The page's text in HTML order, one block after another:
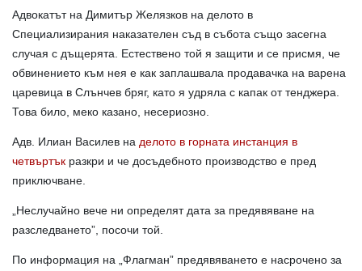
Адвокатът на Димитър Желязков на делото в
Специализирания наказателен съд в събота също засегна
случая с дъщерята. Естествено той я защити и се присмя, че
обвинението към нея е как заплашвала продавачка на варена
царевица в Слънчев бряг, като я удряла с капак от тенджера.
Това било, меко казано, несериозно.
Адв. Илиан Василев на делото в горната инстанция в
четвъртък разкри и че досъдебното производство е пред
приключване.
„Неслучайно вече ни определят дата за предявяване на
разследването”, посочи той.
По информация на „Флагман” предявяването е насрочено за